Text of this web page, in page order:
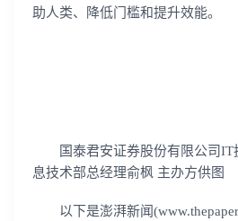
助人类、降低门槛和提升效能。
国泰君安证券股份有限公司IT
息技术部总经理俞枫 主办方供图
以下是澎湃新闻